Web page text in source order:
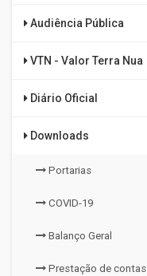
Audiência Pública
VTN - Valor Terra Nua
Diário Oficial
Downloads
Portarias
COVID-19
Balanço Geral
Prestação de contas